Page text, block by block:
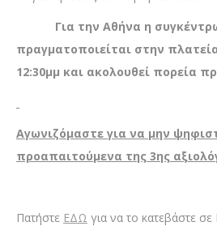
Για την Αθήνα η
πραγματοποιείται στην
12:30μμ και ακολουθεί πορεία
Αγωνιζόμαστε για να μην
προαπαιτούμενα της 3ης
Πατήστε ΕΔΩ για να το κατεβάστε σε